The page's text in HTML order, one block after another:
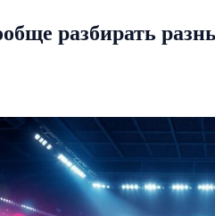
разбирать